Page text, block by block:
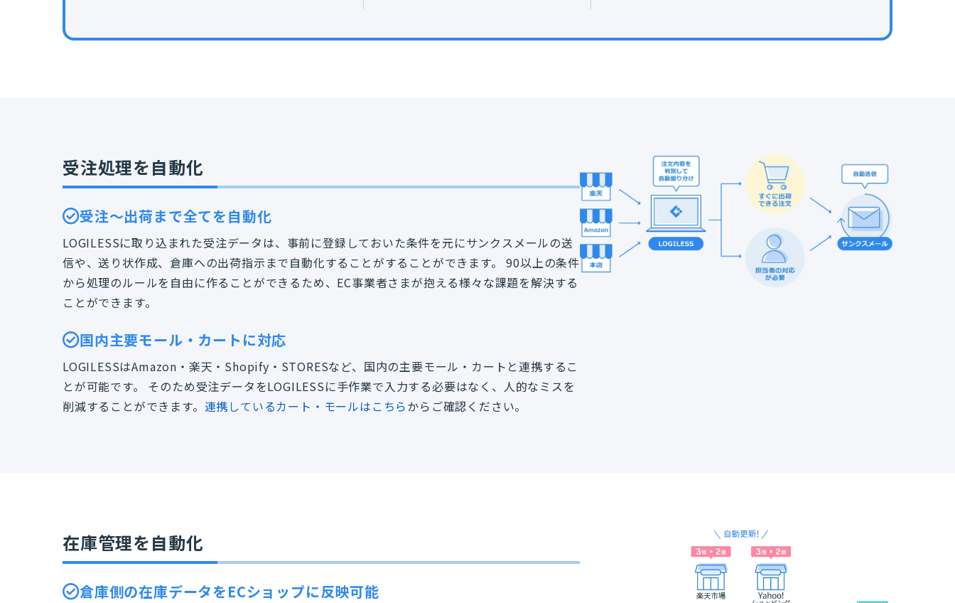
受注処理を自動化
受注～出荷まで全てを自動化
LOGILESSに取り込まれた受注データは、事前に登録しておいた条件を元にサンクスメールの送
信や、送り状作成、倉庫への出荷指示まで自動化することがすることができます。 90以上の条件
から処理のルールを自由に作ることができるため、EC事業者さまが抱える様々な課題を解決する
ことができます。
国内主要モール・カートに対応
LOGILESSはAmazon・楽天・Shopify・STORESなど、国内の主要モール・カートと連携するこ
とが可能です。 そのため受注データをLOGILESSに手作業で入力する必要はなく、人的なミスを
削減することができます。 連携しているカート・モールはこちらからご確認ください。
在庫管理を自動化
倉庫側の在庫データをECショップに反映可能